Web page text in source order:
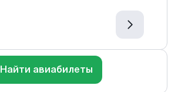
Найти авиабилеты